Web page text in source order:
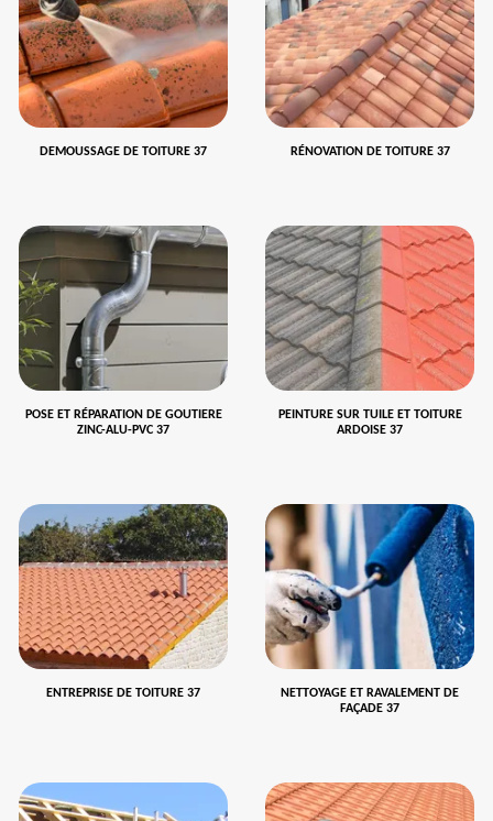
DEMOUSSAGE DE TOITURE 37 RÉNOVATION DE TOITURE 37
POSE ET RÉPARATION DE GOUTIERE
ZINC-ALU-PVC 37
PEINTURE SUR TUILE ET TOITURE
ARDOISE 37
ENTREPRISE DE TOITURE 37
NETTOYAGE ET RAVALEMENT DE
FAÇADE 37